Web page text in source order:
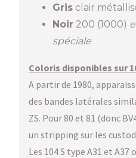
Gris clair
Noir 200 (1000)
spéciale
Coloris disponibles sur
A partir de 1980,
des bandes latérales
ZS. Pour 80 et 81 (donc
un stripping sur les
Les 104 S type A31 et